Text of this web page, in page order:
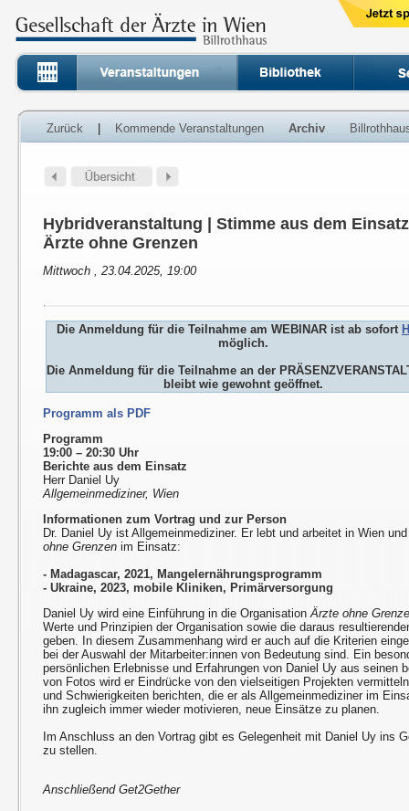
Zurück Kommende Veranstaltungen Archiv
Hybridveranstaltung | Stimme aus dem
Ärzte ohne Grenzen
Mittwoch , 23.04.2025, 19:00
Die Anmeldung für die Teilnahme am WEBINAR ist ab sofort
möglich.
Die Anmeldung für die Teilnahme an der
bleibt wie gewohnt geöffnet.
Programm als PDF
Programm
19:00 – 20:30 Uhr
Berichte aus dem Einsatz
Herr Daniel Uy
Allgemeinmediziner, Wien
Informationen zum Vortrag und zur Person
Dr. Daniel Uy ist Allgemeinmediziner. Er lebt und arbeitet in Wien
ohne Grenzen im Einsatz:
- Madagascar, 2021, Mangelernährungsprogramm
- Ukraine, 2023, mobile Kliniken, Primärversorgung
Daniel Uy wird eine Einführung in die OrganisationÄrzte ohne
Werte und Prinzipien der Organisation sowie die daraus
geben. In diesem Zusammenhang wird er auch auf die Kriterien
bei der Auswahl der Mitarbeiter:innen von Bedeutung sind. Ein
persönlichen Erlebnisse und Erfahrungen von Daniel Uy aus seinen
von Fotos wird er Eindrücke von den vielseitigen Projekten
und Schwierigkeiten berichten, die er als Allgemeinmediziner im
ihn zugleich immer wieder motivieren, neue Einsätze zu planen.
Im Anschluss an den Vortrag gibt es Gelegenheit mit Daniel Uy ins
zu stellen.
Anschließend Get2Gether